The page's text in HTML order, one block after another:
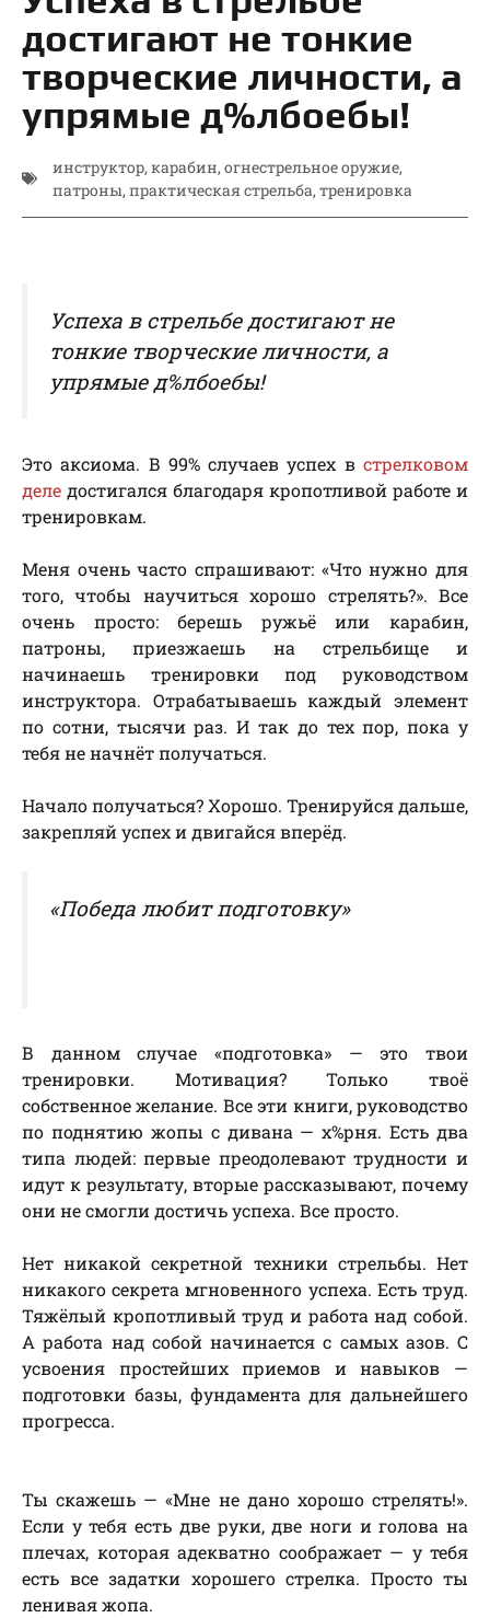
достигают не тонкие
творческие личности, а
упрямые д%лбоебы!
инструктор, карабин, огнестрельное оружие,
патроны, практическая стрельба, тренировка
Успеха в стрельбе достигают не
тонкие творческие личности, а
упрямые д%лбоебы!
Это аксиома. В 99% случаев успех в стрелковом
деле достигался благодаря кропотливой работе и
тренировкам.
Меня очень часто спрашивают: «Что нужно для
того, чтобы научиться хорошо стрелять?». Все
очень просто: берешь ружьё или карабин,
патроны, приезжаешь на стрельбище и
начинаешь тренировки под руководством
инструктора. Отрабатываешь каждый элемент
по сотни, тысячи раз. И так до тех пор, пока у
тебя не начнёт получаться.
Начало получаться? Хорошо. Тренируйся дальше,
закрепляй успех и двигайся вперёд.
«Победа любит подготовку»
В данном случае «подготовка» — это твои
тренировки. Мотивация? Только твоё
собственное желание. Все эти книги, руководство
по поднятию жопы с дивана — х%рня. Есть два
типа людей: первые преодолевают трудности и
идут к результату, вторые рассказывают, почему
они не смогли достичь успеха. Все просто.
Нет никакой секретной техники стрельбы. Нет
никакого секрета мгновенного успеха. Есть труд.
Тяжёлый кропотливый труд и работа над собой.
А работа над собой начинается с самых азов. С
усвоения простейших приемов и навыков —
подготовки базы, фундамента для дальнейшего
прогресса.
Ты скажешь — «Мне не дано хорошо стрелять!».
Если у тебя есть две руки, две ноги и голова на
плечах, которая адекватно соображает — у тебя
есть все задатки хорошего стрелка. Просто ты
ленивая жопа.